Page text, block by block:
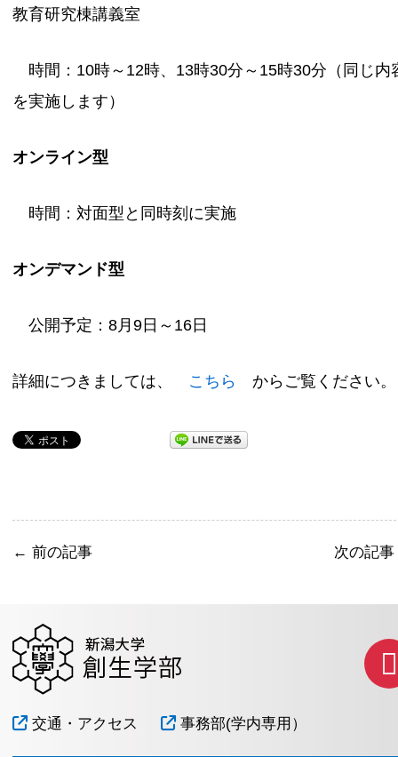
教育研究棟講義室
時間：10時～12時、13時30分～15時30分（同じ内
を実施します）
オンライン型
時間：対面型と同時刻に実施
オンデマンド型
公開予定：8月9日～16日
詳細につきましては、 こちら からご覧ください。
← 前の記事 次の記事
交通・アクセス 事務部(学内専用）